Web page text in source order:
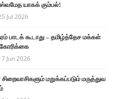
யாகக் கும்பல்!
Jul 2026
பாடக் கூடாது – தமிழ்த்தேச மக்கள்
Jun 2026
மறுக்கப்படும் மருத்துவ